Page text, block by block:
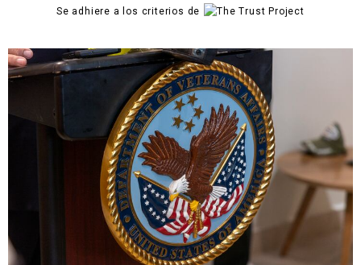
Se adhiere a los criterios de